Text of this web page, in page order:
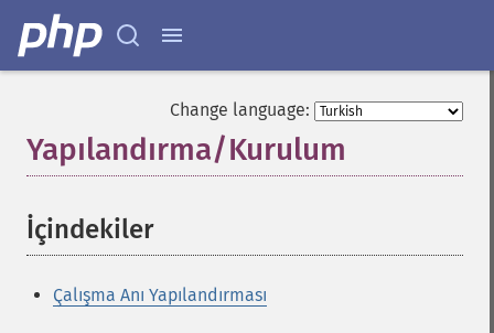
Change language:
Yapılandırma/Kurulum
İçindekiler¶
Çalışma Anı Yapılandırması